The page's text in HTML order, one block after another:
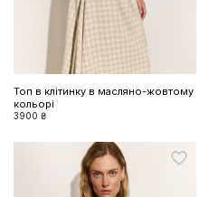
Топ в клітинку в масляно-жовтому
кольорі
3900 ₴